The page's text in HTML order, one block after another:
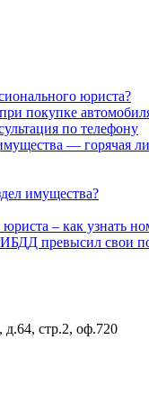
юриста?
покупке
по телефону
— горячая
имущества?
‒ как узнать
превысил свои
д.64, стр.2, оф.720